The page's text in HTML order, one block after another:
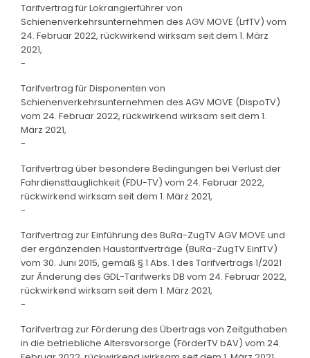
Tarifvertrag für Lokrangierführer von
Schienenverkehrsunternehmen des AGV MOVE (LrfTV) vom
24. Februar 2022, rückwirkend wirksam seit dem 1. März
2021,
-
Tarifvertrag für Disponenten von
Schienenverkehrsunternehmen des AGV MOVE (DispoTV)
vom 24. Februar 2022, rückwirkend wirksam seit dem 1.
März 2021,
-
Tarifvertrag über besondere Bedingungen bei Verlust der
Fahrdiensttauglichkeit (FDU-TV) vom 24. Februar 2022,
rückwirkend wirksam seit dem 1. März 2021,
-
Tarifvertrag zur Einführung des BuRa-ZugTV AGV MOVE und
der ergänzenden Haustarifverträge (BuRa-ZugTV EinfTV)
vom 30. Juni 2015, gemäß § 1 Abs. 1 des Tarifvertrags 1/2021
zur Änderung des GDL-Tarifwerks DB vom 24. Februar 2022,
rückwirkend wirksam seit dem 1. März 2021,
-
Tarifvertrag zur Förderung des Übertrags von Zeitguthaben
in die betriebliche Altersvorsorge (FörderTV bAV) vom 24.